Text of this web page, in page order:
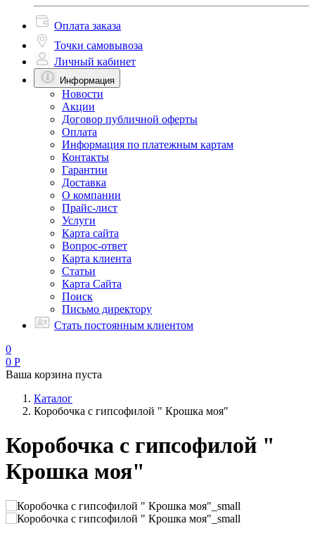
Оплата заказа
Точки самовывоза
Личный кабинет
Информация
Новости
Акции
Договор публичной оферты
Оплата
Информация по платежным картам
Контакты
Гарантии
Доставка
О компании
Прайс-лист
Услуги
Карта сайта
Вопрос-ответ
Карта клиента
Статьи
Карта Сайта
Поиск
Письмо директору
Стать постоянным клиентом
0
0 Р
Ваша корзина пуста
Каталог
Коробочка с гипсофилой " Крошка моя"
Коробочка с гипсофилой "
Крошка моя"